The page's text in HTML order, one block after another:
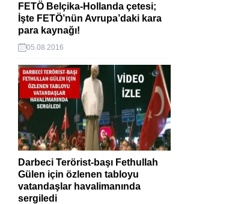
FETÖ Belçika-Hollanda çetesi;
İşte FETÖ’nün Avrupa’daki kara
para kaynağı!
05.08.2016
Darbeci Terörist-başı Fethullah
Gülen için özlenen tabloyu
vatandaşlar havalimanında
sergiledi